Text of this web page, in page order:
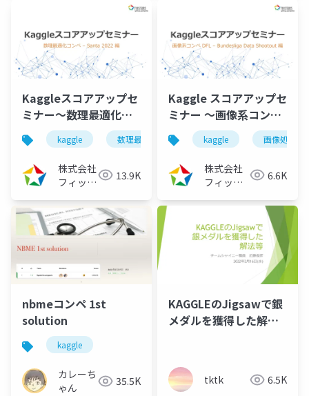
Kaggleスコアアップセ
ミナー～数理最適化コ
ンテスト Santa 編
（2023/06/02）
kaggle 数理最適化 高速化 コンペ
株式会社
フィック
13.9K
Kaggle スコアアップセ
ミナー ～画像系コンペ
DFL – Bundesliga
Data Shootout 編～
（2023/05/9）
kaggle 画像処理
株式会社
フィック
6.6K
nbmeコンペ 1st
solution
kaggle
カレーち
ゃん
35.5K
KAGGLEのJigsawで銀
メダルを獲得した解法
tktk 6.5K